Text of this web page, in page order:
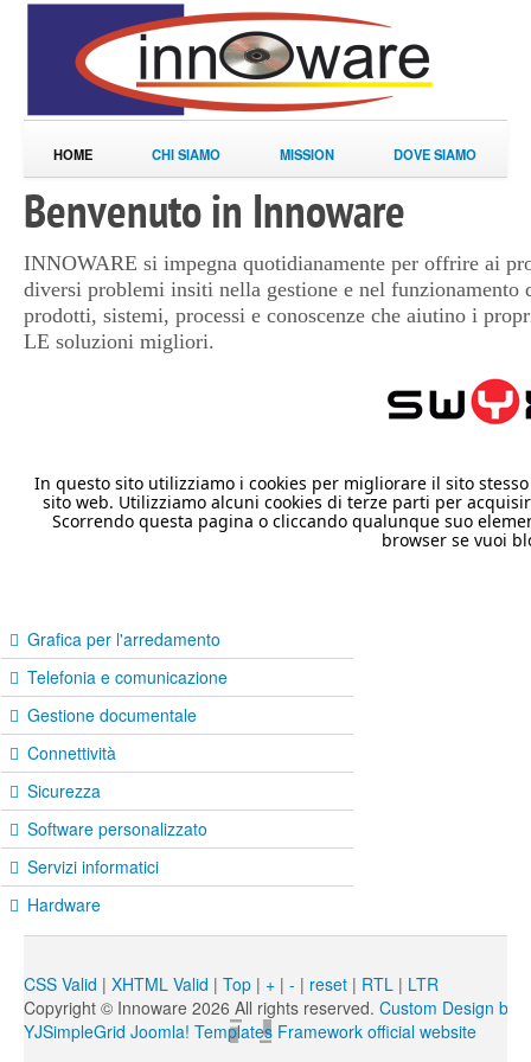
HOME CHI SIAMO MISSION DOVE SIAMO
Benvenuto in Innoware
INNOWARE si impegna quotidianamente per offrire ai
diversi problemi insiti nella gestione e nel funzionamento
prodotti, sistemi, processi e conoscenze che aiutino i
LE soluzioni migliori.
In questo sito utilizziamo i cookies per migliorare il sito
sito web. Utilizziamo alcuni cookies di terze parti per
Scorrendo questa pagina o cliccando qualunque suo
browser se vuoi
Grafica per l'arredamento
Telefonia e comunicazione
Gestione documentale
Connettività
Sicurezza
Software personalizzato
Servizi informatici
Hardware
CSS Valid | XHTML Valid | Top | + | - | reset | RTL | LTR
Copyright © Innoware 2026 All rights reserved. Custom Design by
YJSimpleGrid Joomla! Templates Framework official website